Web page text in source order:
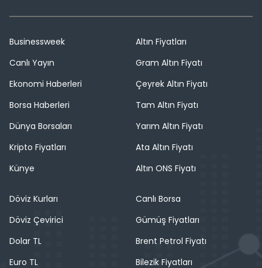
Businessweek
Canlı Yayın
Ekonomi Haberleri
Borsa Haberleri
Dünya Borsaları
Kripto Fiyatları
Künye
Altın Fiyatları
Gram Altın Fiyatı
Çeyrek Altın Fiyatı
Tam Altın Fiyatı
Yarım Altın Fiyatı
Ata Altın Fiyatı
Altın ONS Fiyatı
Döviz Kurları
Döviz Çevirici
Dolar TL
Euro TL
Canlı Borsa
Gümüş Fiyatları
Brent Petrol Fiyatı
Bilezik Fiyatları